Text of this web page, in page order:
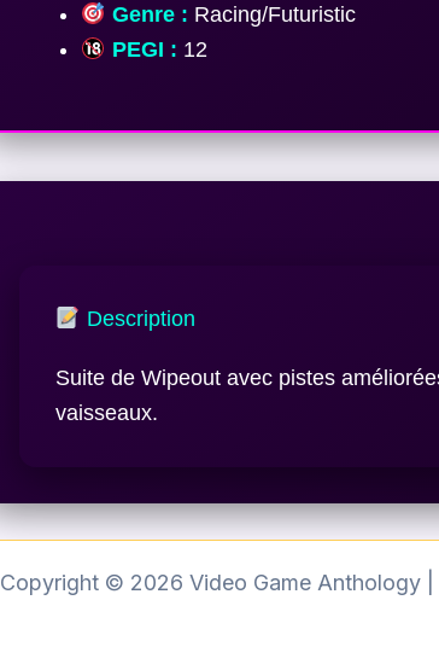
Genre : Racing/Futuristic
PEGI : 12
Description
Suite de Wipeout avec pistes
vaisseaux.
Copyright © 2026 Video Game Anthology